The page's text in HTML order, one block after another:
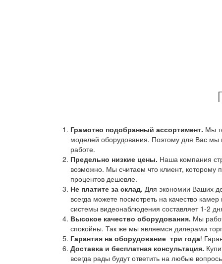
Грамотно подобранный ассортимент. Мы
моделей оборудования. Поэтому для Вас мы
работе.
Предельно низкие цены. Наша компания
возможно. Мы считаем что клиент, которому
процентов дешевле.
Не платите за склад. Для экономии Ваших
всегда можете посмотреть на качество
системы видеонаблюдения составляет 1-2
Высокое качество оборудования. Мы
спокойны. Так же мы являемся дилерами
Гарантия на оборудование три года!
Доставка и бесплатная консультация.
всегда рады будут ответить на любые